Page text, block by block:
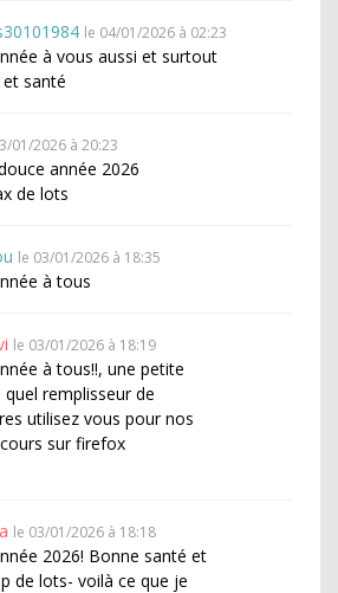
le 04/01/2026 à 02:23
à vous aussi et surtout
santé
01/2026 à 20:23
année 2026
de lots
le 03/01/2026 à 18:35
à tous
le 03/01/2026 à 18:19
à tous!!, une petite
remplisseur de
utilisez vous pour nos
sur firefox
le 03/01/2026 à 18:18
2026! Bonne santé et
de lots- voilà ce que je